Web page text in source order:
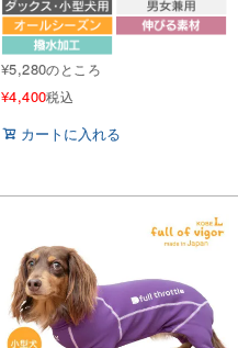
¥5,280のところ
¥4,400税込
カートに入れる